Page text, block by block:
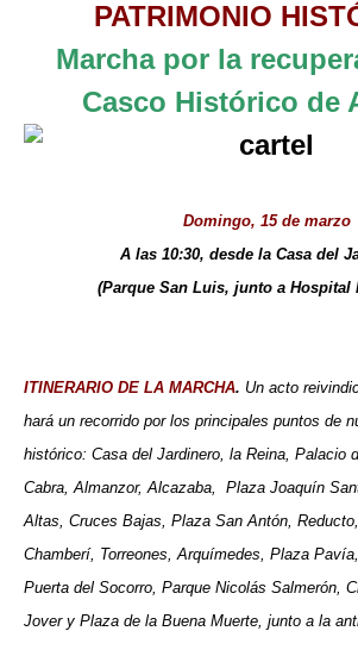
PATRIMONIO
Marcha por la
Casco Histórico de
Domingo, 15 de marzo
A las 10:30, desde la Casa del
(Parque San Luis, junto a Hospital
ITINERARIO DE LA MARCHA. Un acto
hará un recorrido por los principales puntos de
histórico: Casa del Jardinero, la Reina, Palacio
Cabra, Almanzor, Alcazaba,
Plaza Joaquín
Altas, Cruces Bajas, Plaza San Antón,
Chamberí, Torreones, Arquímedes, Plaza
Puerta del Socorro, Parque Nicolás Salmerón,
Jover y Plaza de la Buena Muerte, junto a la